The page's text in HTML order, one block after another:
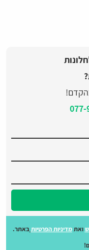
077-
ואתמדיניות הפרטיות באתר.